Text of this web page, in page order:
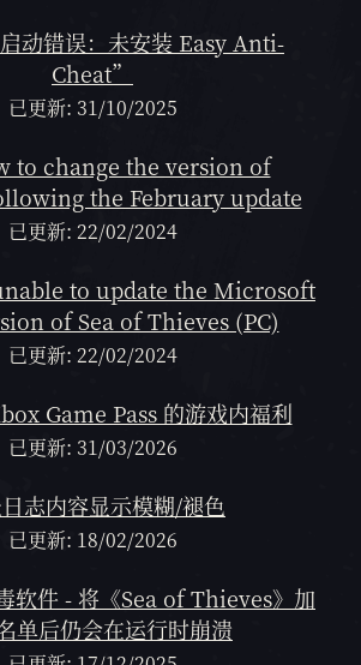
动错误：未安装 Easy Anti-
Cheat”
已更新: 31/10/2025
to change the version of
the February update
已更新: 22/02/2024
to update the Microsoft
of Sea of Thieves (PC)
已更新: 22/02/2024
Game Pass 的游戏内福利
已更新: 31/03/2026
志内容显示模糊/褪色
已更新: 18/02/2026
软件 - 将《Sea of Thieves》加
单后仍会在运行时崩溃